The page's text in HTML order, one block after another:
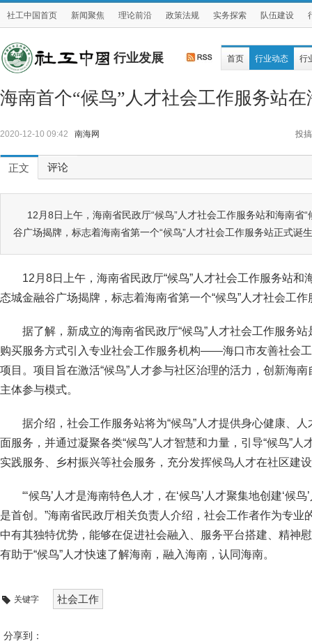
社工中国首页 新闻聚焦 理论前沿 政策法规 实务探索 队伍建设
行业发展 首页 行业动态 行
海南首个“候鸟”人才社会工作服务站
2020-12-10 09:42 南海网 投搞
正文 评论
12月8日上午，海南省民政厅“候鸟”人才社会工作服务站和海南省
谷广场揭牌，标志着海南省第一个“候鸟”人才社会工作服务站正式诞
12月8日上午，海南省民政厅“候鸟”人才社会工作服务站和
态城金融谷广场揭牌，标志着海南省第一个“候鸟”人才社会工
据了解，新成立的海南省民政厅“候鸟”人才社会工作服务
购买服务方式引入专业社会工作服务机构——海口市友善社会
项目。项目旨在激活“候鸟”人才参与社区治理的活力，创新海
主体参与模式。
据介绍，社会工作服务站将为“候鸟”人才提供身心健康、
面服务，并通过凝聚各类“候鸟”人才智慧和力量，引导“候鸟”
实践服务、乡村振兴等社会服务，充分发挥候鸟人才在社区建
“‘候鸟’人才是海南特色人才，在‘候鸟’人才聚集地创建‘候
是首创。”海南省民政厅相关负责人介绍，社会工作者作为专业
中有其独特优势，能够在促进社会融入、服务平台搭建、精神
有助于“候鸟”人才快速了解海南，融入海南，认同海南。
关键字 社会工作
分享到：